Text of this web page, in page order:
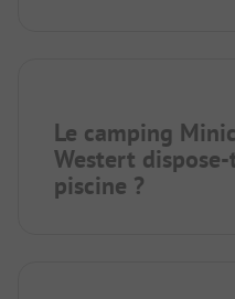
Le camping
Westert
piscine ?